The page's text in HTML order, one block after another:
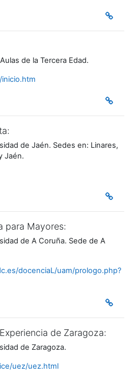
de la Tercera Edad.
de Jaén. Sedes en: Linares,
Jaén.
para Mayores:
de A Coruña. Sede de A
docenciaL/uam/prologo.php?
de Zaragoza:
de Zaragoza.
uez/uez.html